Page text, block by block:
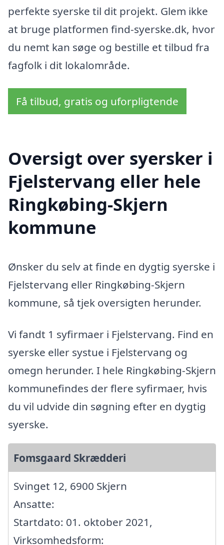
perfekte syerske til dit projekt. Glem ikke
at bruge platformen find-syerske.dk, hvor
du nemt kan søge og bestille et tilbud fra
fagfolk i dit lokalområde.
Få tilbud, gratis og uforpligtende
Oversigt over syersker i
Fjelstervang eller hele
Ringkøbing-Skjern
kommune
Ønsker du selv at finde en dygtig syerske i
Fjelstervang eller Ringkøbing-Skjern
kommune, så tjek oversigten herunder.
Vi fandt 1 syfirmaer i Fjelstervang. Find en
syerske eller systue i Fjelstervang og
omegn herunder. I hele Ringkøbing-Skjern
kommunefindes der flere syfirmaer, hvis
du vil udvide din søgning efter en dygtig
syerske.
Fomsgaard Skrædderi
Svinget 12, 6900 Skjern
Ansatte:
Startdato: 01. oktober 2021,
Virksomhedsform: